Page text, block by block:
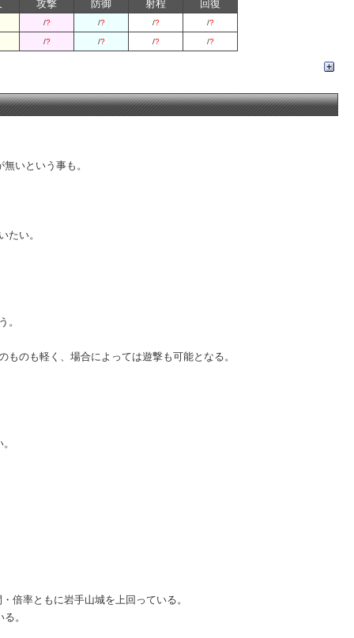
攻撃 防御 射程 回復
/? /? /? /?
/? /? /? /?
いという事も。
たい。
。
ものも軽く、場合によっては遊撃も可能となる。
倍率ともに岩手山城を上回っている。
。